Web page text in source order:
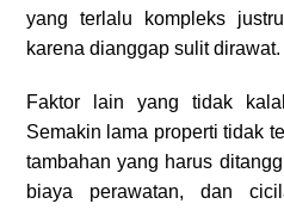
yang terlalu kompleks
karena dianggap sulit dirawat.
Faktor lain yang tidak
Semakin lama properti tidak
tambahan yang harus
biaya perawatan, dan